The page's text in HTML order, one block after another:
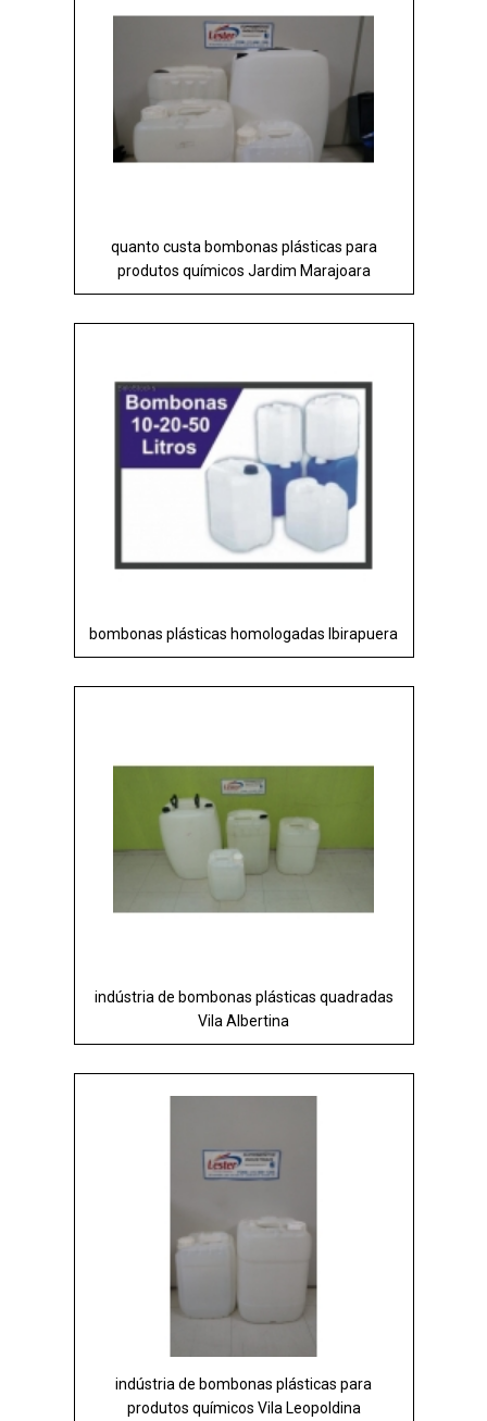
quanto custa bombonas plásticas para
produtos químicos Jardim Marajoara
bombonas plásticas homologadas Ibirapuera
indústria de bombonas plásticas quadradas
Vila Albertina
indústria de bombonas plásticas para
produtos químicos Vila Leopoldina